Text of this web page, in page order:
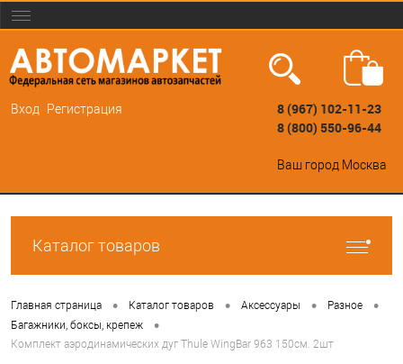
Вход Регистрация
8 (967) 102-11-23
8 (800) 550-96-44
Ваш город Москва
Каталог товаров
Главная страница • Каталог товаров • Аксессуары • Разное •
Багажники, боксы, крепеж •
Комплект аэродинамических дуг Thule WingBar 963 150см. 2шт